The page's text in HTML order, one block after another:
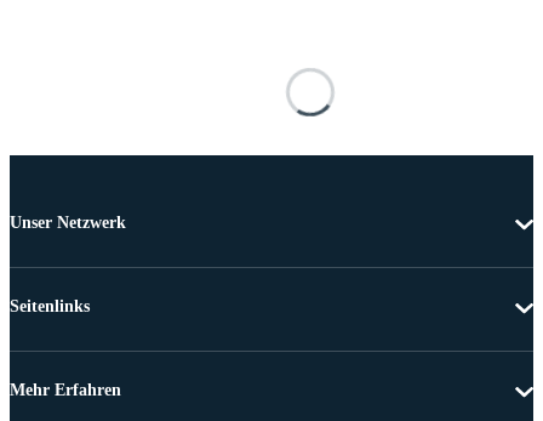
Unser Netzwerk
Seitenlinks
Mehr Erfahren